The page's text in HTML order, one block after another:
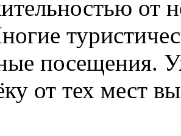
от
посещения.
от тех мест